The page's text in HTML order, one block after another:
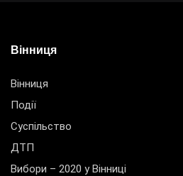
Вінниця
Вінниця
Події
Суспільство
ДТП
Вибори – 2020 у Вінниці